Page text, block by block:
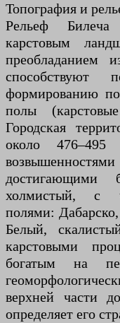
Топография и
Рельеф Билеча
карстовым
преобладанием
формированию
полы
Городская
около
холмистый, с
полями:
Белый,
карстовыми
богатым на
верхней части
определяет его